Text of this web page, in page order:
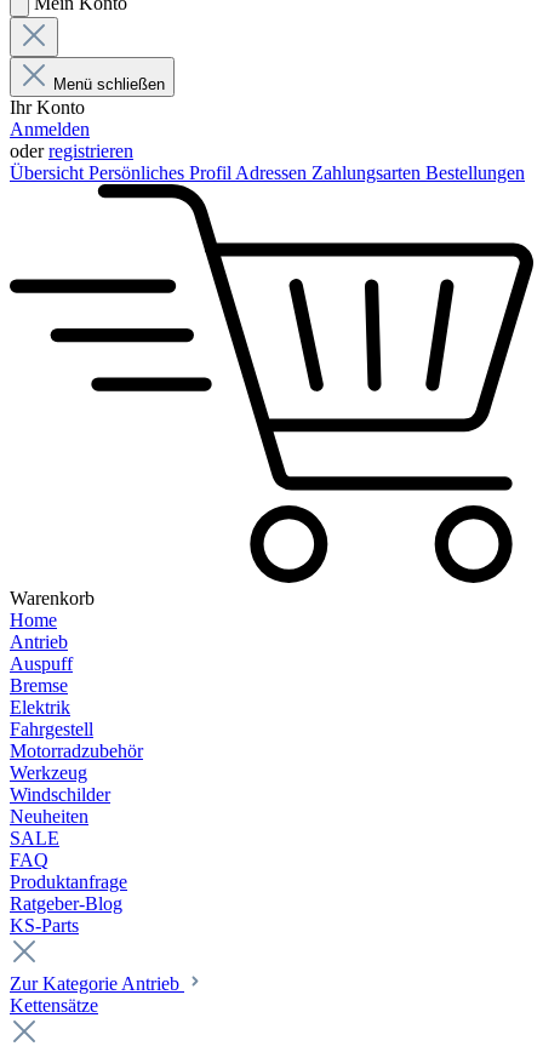
Menü schließen
Ihr Konto
Anmelden
oderregistrieren
Übersicht Persönliches Profil Adressen Zahlungsarten Bestellungen
Warenkorb
Home
Antrieb
Auspuff
Bremse
Elektrik
Fahrgestell
Motorradzubehör
Werkzeug
Windschilder
Neuheiten
SALE
FAQ
Produktanfrage
Ratgeber-Blog
KS-Parts
Zur Kategorie Antrieb
Kettensätze